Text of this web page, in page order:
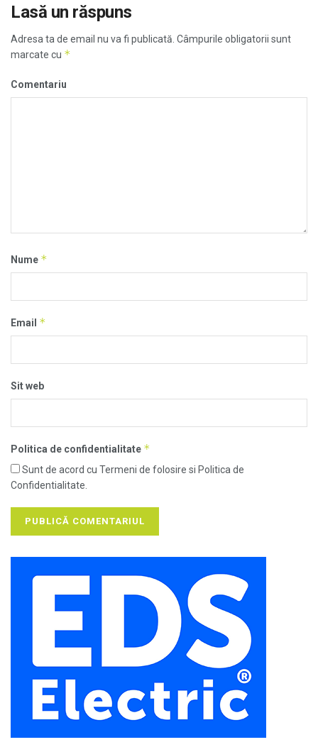
Lasă un răspuns
Adresa ta de email nu va fi publicată. Câmpurile obligatorii sunt
marcate cu *
Comentariu
Nume *
Email *
Sit web
Politica de confidentialitate *
Sunt de acord cu Termeni de folosire si Politica de
Confidentialitate.